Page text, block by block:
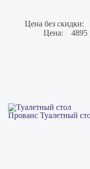
Цена без скидки:
Цена:
4895
Прованс Туалетный